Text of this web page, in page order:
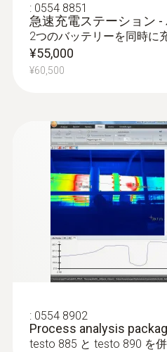
床下暖房やその他の
配管システムにおけ
屋根の雨漏りの検出
所と健全部とで温度
度差が発生します。
箇所を特定し防水対
品質保証と生
Testoのサーモグラ
び製品の品質保証業
: 0554 8851
急速充電ステーション
2つのバッテリーを同時に
¥55,000
¥60,500
: 0554 8902
Process analysis
testo 885 と testo 890 を